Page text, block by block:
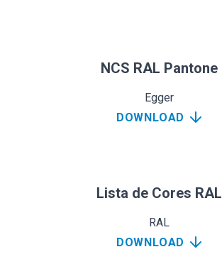
NCS RAL Pantone
Egger
DOWNLOAD
Lista de Cores RAL
RAL
DOWNLOAD